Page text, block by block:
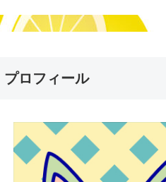
プロフィール